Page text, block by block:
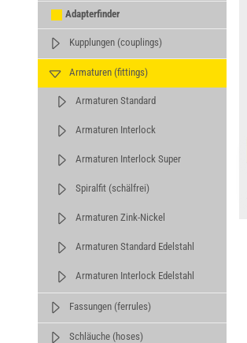
Adapterfinder
Kupplungen (couplings)
Armaturen (fittings)
Armaturen Standard
Armaturen Interlock
Armaturen Interlock Super
Spiralfit (schälfrei)
Armaturen Zink-Nickel
Armaturen Standard Edelstahl
Armaturen Interlock Edelstahl
Fassungen (ferrules)
Schläuche (hoses)